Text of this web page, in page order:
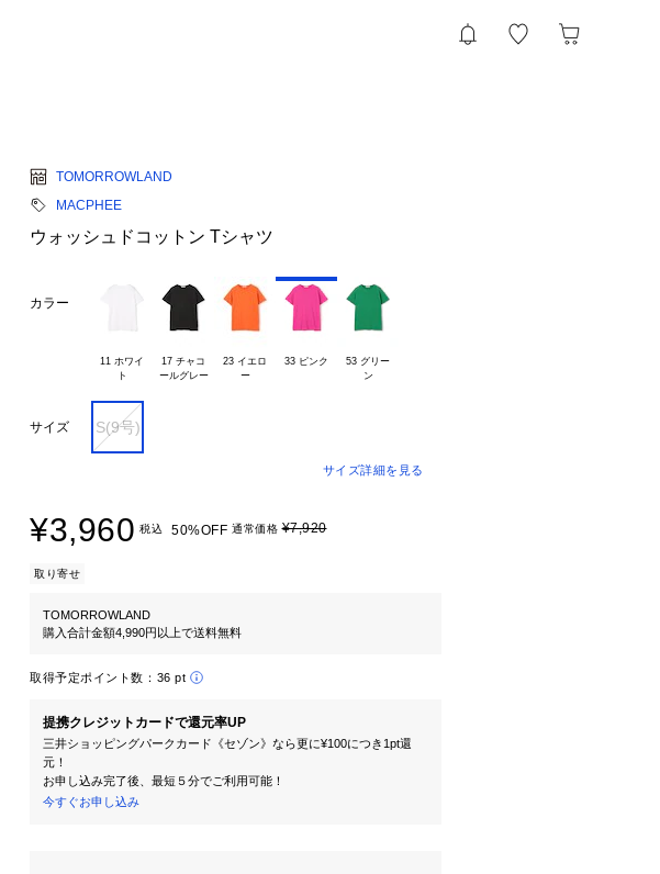
TOMORROWLAND
MACPHEE
ウォッシュドコットン Tシャツ
カラー
11 ホワイ
17 チャコ
ールグレー
23 イエロ
ー
33 ピンク
53 グリー
サイズ S(9号)
サイズ詳細を見る
¥3,960 税込 50%OFF 通常価格¥7,920
取り寄せ
TOMORROWLAND
購入合計金額4,990円以上で送料無料
取得予定ポイント数： 36 pt
提携クレジットカードで還元率UP
三井ショッピングパークカード《セゾン》なら更に¥100につき1pt還
元！
お申し込み完了後、最短５分でご利用可能！
今すぐお申し込み